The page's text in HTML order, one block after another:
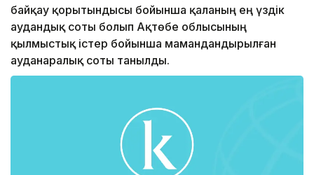
байқау қорытындысы бойынша қаланың ең үздік
аудандық соты болып Ақтөбе облысының
қылмыстық істер бойынша мамандандырылған
ауданаралық соты танылды.